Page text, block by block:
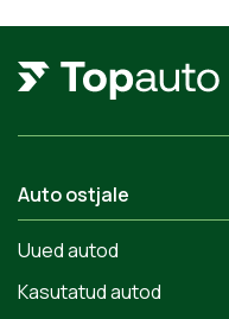
Auto ostjale
Uued autod
Kasutatud autod